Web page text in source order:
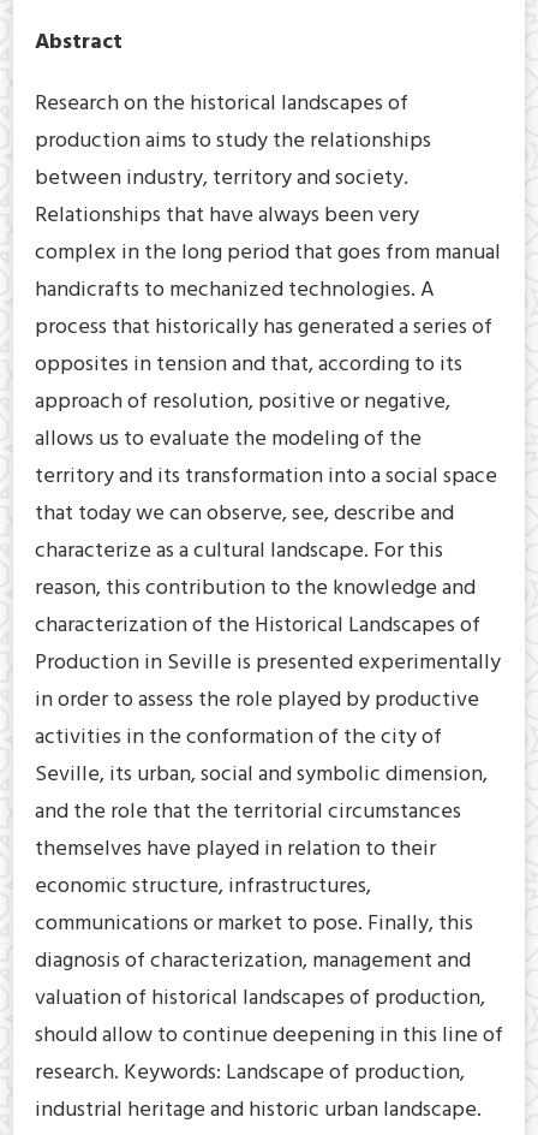
Abstract
Research on the historical landscapes of
production aims to study the relationships
between industry, territory and society.
Relationships that have always been very
complex in the long period that goes from manual
handicrafts to mechanized technologies. A
process that historically has generated a series of
opposites in tension and that, according to its
approach of resolution, positive or negative,
allows us to evaluate the modeling of the
territory and its transformation into a social space
that today we can observe, see, describe and
characterize as a cultural landscape. For this
reason, this contribution to the knowledge and
characterization of the Historical Landscapes of
Production in Seville is presented experimentally
in order to assess the role played by productive
activities in the conformation of the city of
Seville, its urban, social and symbolic dimension,
and the role that the territorial circumstances
themselves have played in relation to their
economic structure, infrastructures,
communications or market to pose. Finally, this
diagnosis of characterization, management and
valuation of historical landscapes of production,
should allow to continue deepening in this line of
research. Keywords: Landscape of production,
industrial heritage and historic urban landscape.